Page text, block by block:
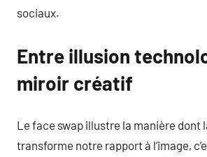
sociaux.
Entre illusion
miroir créatif
Le face swap illustre la manière dont
transforme notre rapport à l’image,